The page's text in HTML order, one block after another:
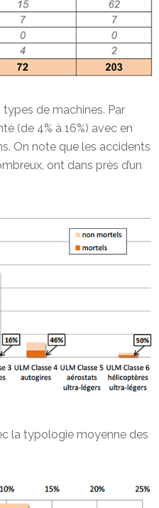
de machines. Par
(de 4% à 16%) avec en
On note que les accidents
ont dans près d’un
la typologie moyenne des